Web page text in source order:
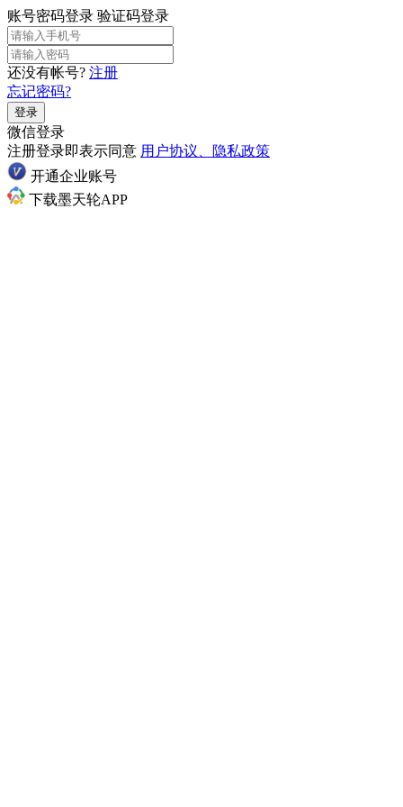
账号密码登录 验证码登录
还没有帐号? 注册
忘记密码?
登录
微信登录
注册登录即表示同意 用户协议、隐私政策
开通企业账号
下载墨天轮APP